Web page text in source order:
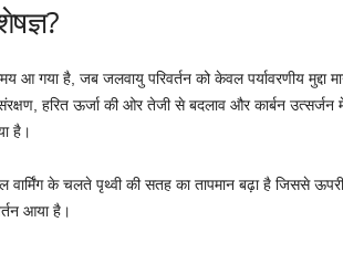
आ गया है, जब जलवायु परिवर्तन को केवल पर्यावरणीय मुद्दा
हरित ऊर्जा की ओर तेजी से बदलाव और कार्बन उत्सर्जन में
है।
वार्मिंग के चलते पृथ्वी की सतह का तापमान बढ़ा है जिससे
आया है।